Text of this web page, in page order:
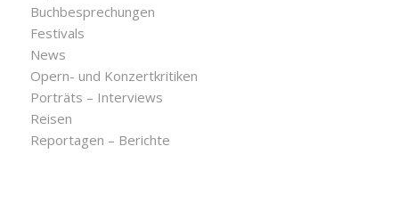
Buchbesprechungen
Festivals
News
Opern- und Konzertkritiken
Porträts – Interviews
Reisen
Reportagen – Berichte